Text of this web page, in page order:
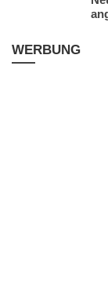
WERBUNG